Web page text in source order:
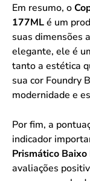
Em resumo, o
177MLé um
suas dimensões
elegante, ele é
tanto a estética
sua cor Foundry
modernidade e
Por fim, a
indicador
Prismático
avaliações